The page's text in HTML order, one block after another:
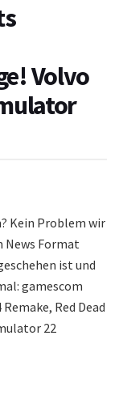
Volvo
Kein Problem wir
News Format
ist und
gamescom
Red Dead
22